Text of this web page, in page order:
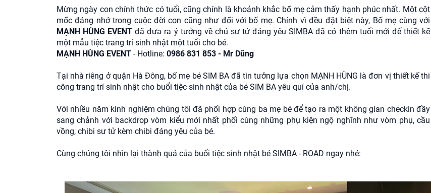
Mừng ngày con chính thức có tuổi, cũng chính là khoảnh khắc bố mẹ cảm thấy hạnh phúc nhất. Một cột
mốc đáng nhớ trong cuộc đời con cũng như đối với bố mẹ. Chính vì đều đặt biệt này, Bố mẹ cùng với
MẠNH HÙNG EVENT đã đưa ra ý tưởng về chú sư tử đáng yêu SIMBA đã có thêm tuổi mới để thiết kế
một mẫu tiệc trang trí sinh nhật một tuổi cho bé.
MẠNH HÙNG EVENT - Hotline: 0986 831 853 - Mr Dũng
Tại nhà riêng ở quận Hà Đông, bố mẹ bé SIM BA đã tin tưởng lựa chọn MẠNH HÙNG là đơn vị thiết kế thi
công trang trí sinh nhật cho buổi tiệc sinh nhật của bé SIM BA yêu quí của anh/chị.
Với nhiều năm kinh nghiệm chúng tôi đã phối hợp cùng ba mẹ bé để tạo ra một không gian checkin đầy
sang chảnh với backdrop vòm kiểu mới nhất phối cùng những phụ kiện ngộ nghĩnh như vòm phụ, cầu
vồng, chibi sư tử kèm chibi đáng yêu của bé.
Cùng chúng tôi nhìn lại thành quả của buổi tiệc sinh nhật bé SIMBA - ROAD ngay nhé: